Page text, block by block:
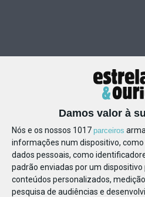
Damos valor à
Nós e os nossos 1017 parceiros
informações num dispositivo,
dados pessoais, como
padrão enviadas por um dispositivo
conteúdos personalizados,
pesquisa de audiências e